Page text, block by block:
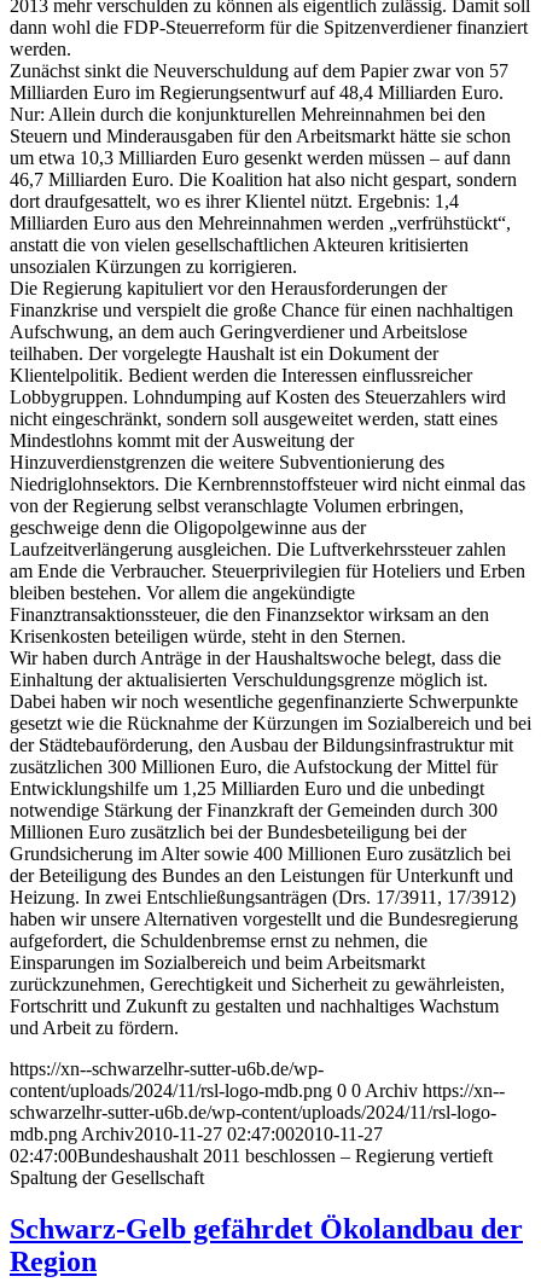
2013 mehr verschulden zu können als eigentlich zulässig. Damit soll
dann wohl die FDP-Steuerreform für die Spitzenverdiener finanziert
werden.
Zunächst sinkt die Neuverschuldung auf dem Papier zwar von 57
Milliarden Euro im Regierungsentwurf auf 48,4 Milliarden Euro.
Nur: Allein durch die konjunkturellen Mehreinnahmen bei den
Steuern und Minderausgaben für den Arbeitsmarkt hätte sie schon
um etwa 10,3 Milliarden Euro gesenkt werden müssen – auf dann
46,7 Milliarden Euro. Die Koalition hat also nicht gespart, sondern
dort draufgesattelt, wo es ihrer Klientel nützt. Ergebnis: 1,4
Milliarden Euro aus den Mehreinnahmen werden „verfrühstückt“,
anstatt die von vielen gesellschaftlichen Akteuren kritisierten
unsozialen Kürzungen zu korrigieren.
Die Regierung kapituliert vor den Herausforderungen der
Finanzkrise und verspielt die große Chance für einen nachhaltigen
Aufschwung, an dem auch Geringverdiener und Arbeitslose
teilhaben. Der vorgelegte Haushalt ist ein Dokument der
Klientelpolitik. Bedient werden die Interessen einflussreicher
Lobbygruppen. Lohndumping auf Kosten des Steuerzahlers wird
nicht eingeschränkt, sondern soll ausgeweitet werden, statt eines
Mindestlohns kommt mit der Ausweitung der
Hinzuverdienstgrenzen die weitere Subventionierung des
Niedriglohnsektors. Die Kernbrennstoffsteuer wird nicht einmal das
von der Regierung selbst veranschlagte Volumen erbringen,
geschweige denn die Oligopolgewinne aus der
Laufzeitverlängerung ausgleichen. Die Luftverkehrssteuer zahlen
am Ende die Verbraucher. Steuerprivilegien für Hoteliers und Erben
bleiben bestehen. Vor allem die angekündigte
Finanztransaktionssteuer, die den Finanzsektor wirksam an den
Krisenkosten beteiligen würde, steht in den Sternen.
Wir haben durch Anträge in der Haushaltswoche belegt, dass die
Einhaltung der aktualisierten Verschuldungsgrenze möglich ist.
Dabei haben wir noch wesentliche gegenfinanzierte Schwerpunkte
gesetzt wie die Rücknahme der Kürzungen im Sozialbereich und bei
der Städtebauförderung, den Ausbau der Bildungsinfrastruktur mit
zusätzlichen 300 Millionen Euro, die Aufstockung der Mittel für
Entwicklungshilfe um 1,25 Milliarden Euro und die unbedingt
notwendige Stärkung der Finanzkraft der Gemeinden durch 300
Millionen Euro zusätzlich bei der Bundesbeteiligung bei der
Grundsicherung im Alter sowie 400 Millionen Euro zusätzlich bei
der Beteiligung des Bundes an den Leistungen für Unterkunft und
Heizung. In zwei Entschließungsanträgen (Drs. 17/3911, 17/3912)
haben wir unsere Alternativen vorgestellt und die Bundesregierung
aufgefordert, die Schuldenbremse ernst zu nehmen, die
Einsparungen im Sozialbereich und beim Arbeitsmarkt
zurückzunehmen, Gerechtigkeit und Sicherheit zu gewährleisten,
Fortschritt und Zukunft zu gestalten und nachhaltiges Wachstum
und Arbeit zu fördern.
https://xn--schwarzelhr-sutter-u6b.de/wp-
content/uploads/2024/11/rsl-logo-mdb.png 0 0 Archiv https://xn--
schwarzelhr-sutter-u6b.de/wp-content/uploads/2024/11/rsl-logo-
mdb.png Archiv2010-11-27 02:47:002010-11-27
02:47:00Bundeshaushalt 2011 beschlossen – Regierung vertieft
Spaltung der Gesellschaft
Schwarz-Gelb gefährdet Ökolandbau der
Region